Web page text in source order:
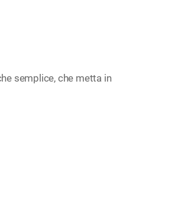
semplice, che metta in